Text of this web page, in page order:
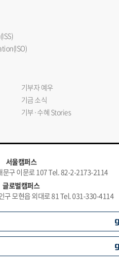
기부자 예우
기금 소식
기부·수혜 Stories
서울캠퍼스
문구 이문로 107 Tel. 82-2-2173-2114
글로벌캠퍼스
구 모현읍 외대로 81 Tel. 031-330-4114